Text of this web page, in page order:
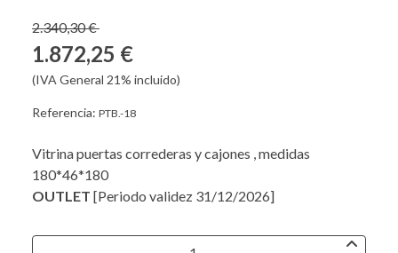
2.340,30 €
1.872,25 €
(IVA General 21% incluido)
Referencia: PTB.-18
Vitrina puertas correderas y cajones , medidas
180*46*180
OUTLET [Periodo validez 31/12/2026]